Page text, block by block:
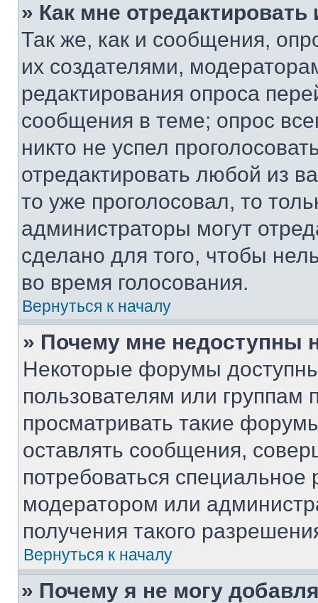
» Как мне
Так же, как и сообщения,
их создателями,
редактирования опроса
сообщения в теме; опрос
никто не успел
отредактировать любой из
то уже проголосовал, то
администраторы могут
сделано для того, чтобы
во время голосования.
Вернуться к началу
» Почему мне недоступны
Некоторые форумы
пользователям или группам
просматривать такие
оставлять сообщения,
потребоваться
модератором или
получения такого
Вернуться к началу
» Почему я не могу